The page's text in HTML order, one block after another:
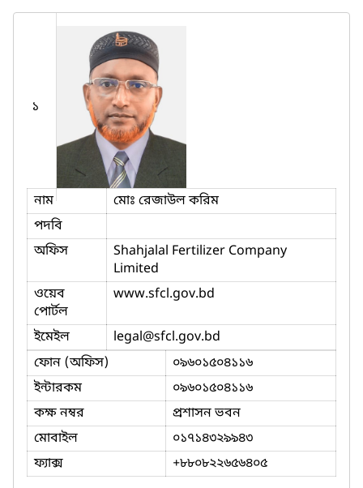
১
নাম
মোঃ রেজাউল করিম
পদবি
অফিস
Shahjalal Fertilizer Company
Limited
ওয়েব
পোর্টল
www.sfcl.gov.bd
ইমেইল legal@sfcl.gov.bd
ফোন (অফিস)
০৯৬০১৫০৪১১৬
ইন্টারকম
০৯৬০১৫০৪১১৬
কক্ষ নম্বর
প্রশাসন ভবন
মোবাইল
০১৭১৪৩২৯৯৪৩
ফ্যাক্স
+৮৮০৮২২৬৫৬৪০৫